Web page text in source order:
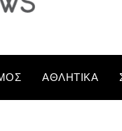
ΑΘΛΗΤΙΚΆ